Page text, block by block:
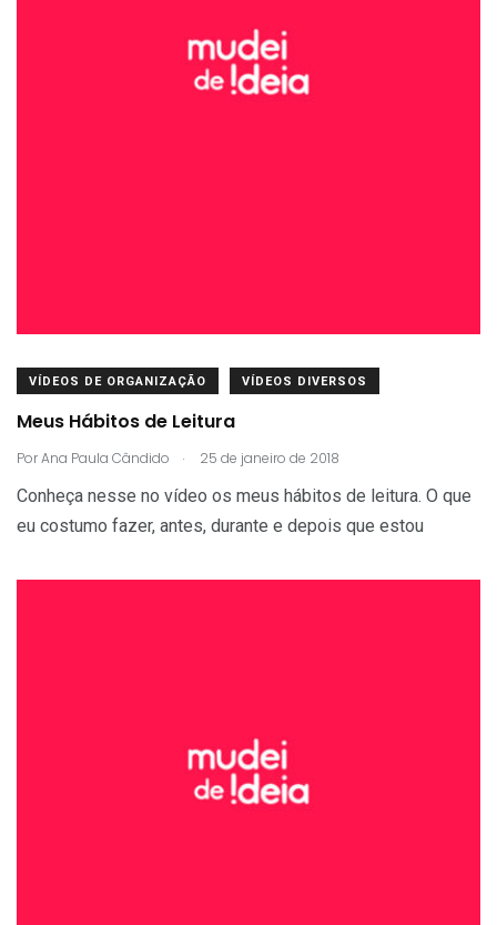
VÍDEOS DE ORGANIZAÇÃO VÍDEOS DIVERSOS
Meus Hábitos de Leitura
PorAna Paula Cândido . 25 de janeiro de 2018
Conheça nesse no vídeo os meus hábitos de leitura. O que
eu costumo fazer, antes, durante e depois que estou